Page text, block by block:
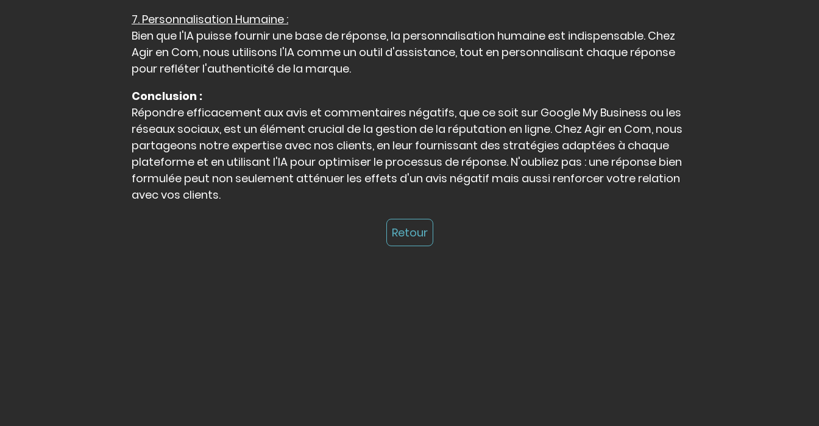
7. Personnalisation Humaine :
Bien que l'IA puisse fournir une base de réponse, la personnalisation humaine est indispensable. Chez
Agir en Com, nous utilisons l'IA comme un outil d'assistance, tout en personnalisant chaque réponse
pour refléter l'authenticité de la marque.
Conclusion :
Répondre efficacement aux avis et commentaires négatifs, que ce soit sur Google My Business ou les
réseaux sociaux, est un élément crucial de la gestion de la réputation en ligne. Chez Agir en Com, nous
partageons notre expertise avec nos clients, en leur fournissant des stratégies adaptées à chaque
plateforme et en utilisant l'IA pour optimiser le processus de réponse. N'oubliez pas : une réponse bien
formulée peut non seulement atténuer les effets d'un avis négatif mais aussi renforcer votre relation
avec vos clients.
Retour